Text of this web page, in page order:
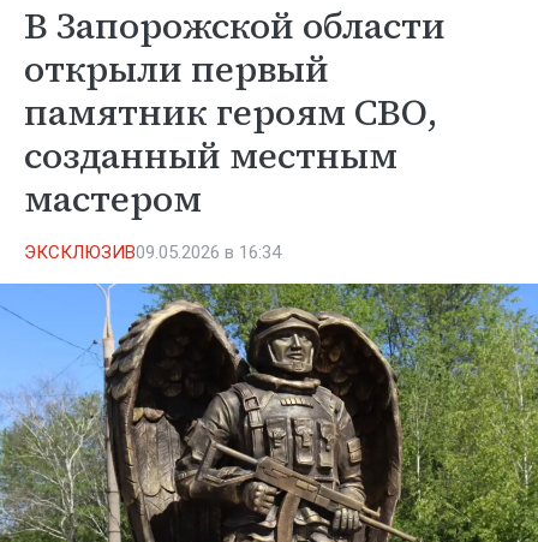
В Запорожской области
открыли первый
памятник героям СВО,
созданный местным
мастером
ЭКСКЛЮЗИВ09.05.2026 в 16:34